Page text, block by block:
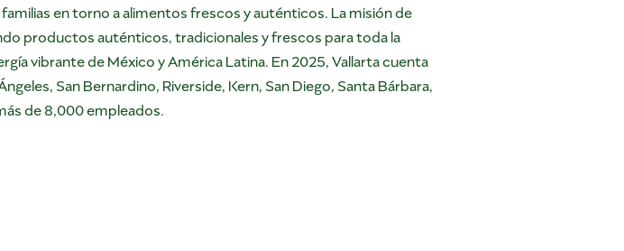
en torno a alimentos frescos y auténticos. La misión de
productos auténticos, tradicionales y frescos para toda la
vibrante de México y América Latina. En 2025, Vallarta cuenta
San Bernardino, Riverside, Kern, San Diego, Santa Bárbara,
de 8,000 empleados.